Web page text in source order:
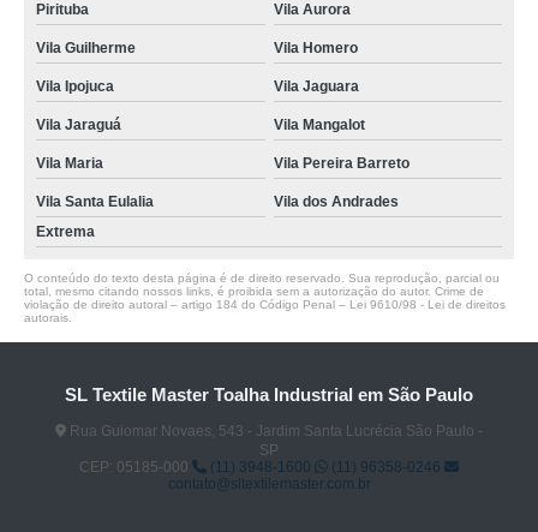
Pirituba Vila Aurora
Vila Guilherme Vila Homero
Vila Ipojuca Vila Jaguara
Vila Jaraguá Vila Mangalot
Vila Maria Vila Pereira Barreto
Vila Santa Eulalia
Vila dos Andrades
Extrema
O conteúdo do texto desta página é de direito reservado. Sua reprodução, parcial ou
total, mesmo citando nossos links, é proibida sem a autorização do autor. Crime de
violação de direito autoral – artigo 184 do Código Penal – Lei 9610/98 - Lei de direitos
autorais
SL Textile Master Toalha Industrial em São Paulo
Rua Guiomar Novaes, 543 - Jardim Santa Lucrécia São Paulo -
SP
CEP: 05185-000
(11) 3948-1600
(11) 96358-0246
contato@sltextilemaster.com.br